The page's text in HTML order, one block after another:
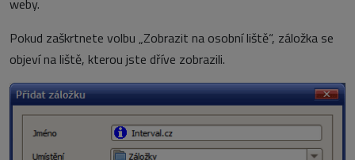
weby.
Pokud zaškrtnete volbu „Zobrazit na osobní liště“, záložka se
objeví na liště, kterou jste dříve zobrazili.